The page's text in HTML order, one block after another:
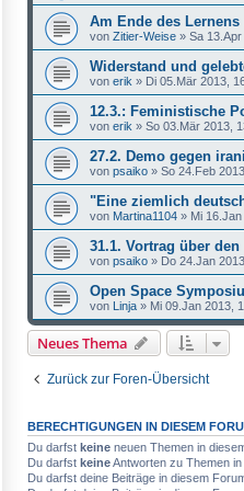
Am Ende des
von Zitier-Weise » Sa
Widerstand und
von erik » Di 05.Mär 2013,
12.3.: Feministische
von erik » So 03.Mär 2013,
27.2. Demo gegen
von psaiko » So 24.Feb
"Eine ziemlich
von Martina1104 » Mi
31.1. Vortrag über
von psaiko » Do 24.Jan
Open Space
von Linja » Mi 09.Jan 2013,
Neues Thema
Zurück zur Foren-Übersicht
BERECHTIGUNGEN IN DIESEM
Du darfst keine neuen Themen in
Du darfst keineAntworten zu Themen
Du darfst deine Beiträge in diesem